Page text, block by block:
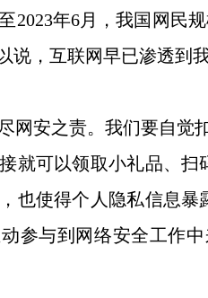
年6月，我国网民规
说，互联网早已渗透到
安之责。我们要自觉扣
就可以领取小礼品、
也使得个人隐私信息
参与到网络安全工作